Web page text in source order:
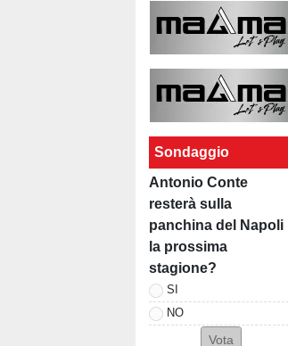
Sondaggio
Antonio Conte
resterà sulla
panchina del Napoli
la prossima
stagione?
SI
NO